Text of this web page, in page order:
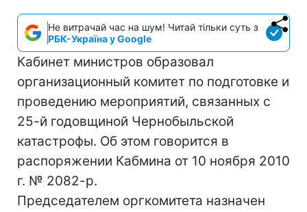
Не витрачай час на шум! Читай тільки суть з
РБК-Україна у Google
Кабинет министров образовал
организационный комитет по подготовке и
проведению мероприятий, связанных с
25-й годовщиной Чернобыльской
катастрофы. Об этом говорится в
распоряжении Кабмина от 10 ноября 2010
г. № 2082-р.
Председателем оргкомитета назначен